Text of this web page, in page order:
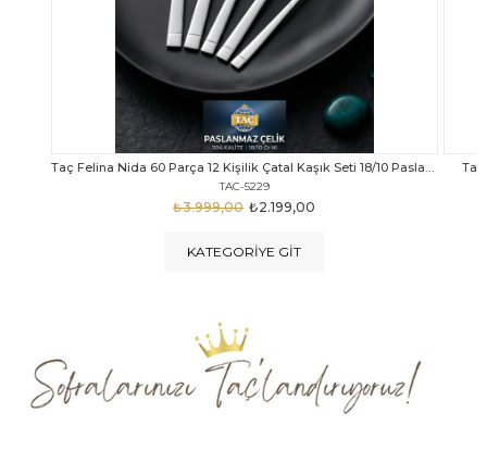
Taç Calista Tivoli 72 Parça 12 Kişilik Çatal Kaşık Bıçak Seti
TAC-5040
₺2.999,00
₺4.289,00
Taç
KATEGORIYE GIT